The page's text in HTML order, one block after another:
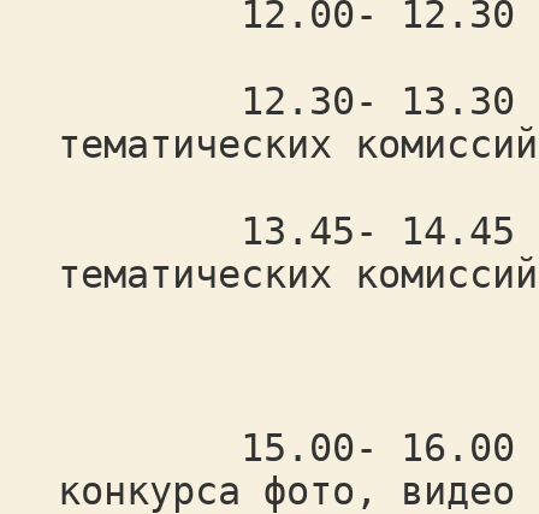
12.00- 12.30
12.30- 13.30
тематических комиссий
13.45- 14.45
тематических
15.00- 16.00
конкурса фото, видео